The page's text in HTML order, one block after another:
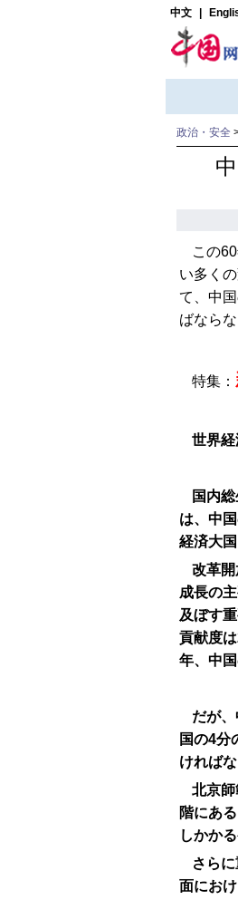
政治・安全
この
い多く
て、中
ばならな
特集：
世界
国内
は、中
経済大国
改革
成長の
及ぼす
貢献度
年、中
だが
国の4分
ければな
北京
階にあ
しかか
さら
面にお